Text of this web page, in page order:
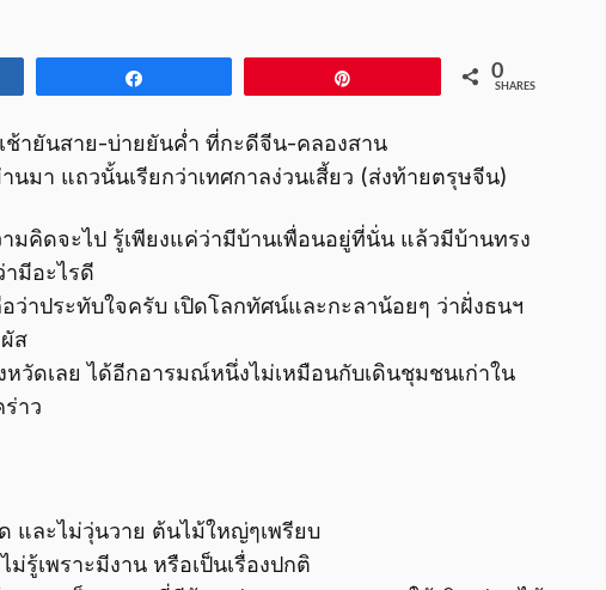
0
SHARES
ช้ายันสาย-บ่ายยันค่ำ ที่กะดีจีน-คลองสาน
มา แถวนั้นเรียกว่าเทศกาลง่วนเสี้ยว (ส่งท้ายตรุษจีน)
มคิดจะไป รู้เพียงแค่ว่ามีบ้านเพื่อนอยู่ที่นั่น แล้วมีบ้านทรง
มีอะไรดี
ว่าประทับใจครับ เปิดโลกทัศน์และกะลาน้อยๆ ว่าฝั่งธนฯ
ส
วัดเลย ได้อีกอารมณ์หนึ่งไม่เหมือนกับเดินชุมชนเก่าใน
าว
และไม่วุ่นวาย ต้นไม้ใหญ่ๆเพรียบ
รู้เพราะมีงาน หรือเป็นเรื่องปกติ